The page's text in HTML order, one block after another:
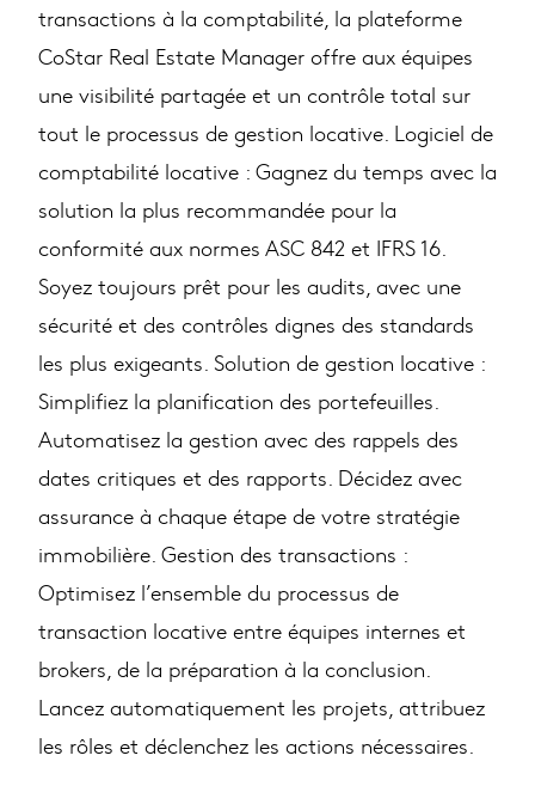
transactions à la comptabilité, la plateforme
CoStar Real Estate Manager offre aux équipes
une visibilité partagée et un contrôle total sur
tout le processus de gestion locative. Logiciel de
comptabilité locative : Gagnez du temps avec la
solution la plus recommandée pour la
conformité aux normes ASC 842 et IFRS 16.
Soyez toujours prêt pour les audits, avec une
sécurité et des contrôles dignes des standards
les plus exigeants. Solution de gestion locative :
Simplifiez la planification des portefeuilles.
Automatisez la gestion avec des rappels des
dates critiques et des rapports. Décidez avec
assurance à chaque étape de votre stratégie
immobilière. Gestion des transactions :
Optimisez l’ensemble du processus de
transaction locative entre équipes internes et
brokers, de la préparation à la conclusion.
Lancez automatiquement les projets, attribuez
les rôles et déclenchez les actions nécessaires.